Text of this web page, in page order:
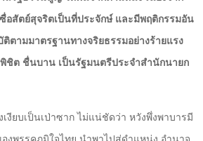
สัตย์สุจริตเป็นที่ประจักษ์ และมีพฤติกรรมอัน
ตามมาตรฐานทางจริยธรรมอย่างร้ายแรง
พิชิต ชื่นบาน เป็นรัฐมนตรีประจำสำนักนายก
งียบเป็นเป่าซาก ไม่แน่ชัดว่า หวังพึ่งพาบารมี